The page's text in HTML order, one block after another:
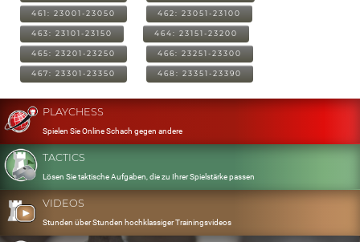
461: 23001-23050 462: 23051-23100
463: 23101-23150 464: 23151-23200
465: 23201-23250 466: 23251-23300
467: 23301-23350 468: 23351-23390
PLAYCHESS
Spielen Sie Online Schach gegen andere
TACTICS
Lösen Sie taktische Aufgaben, die zu Ihrer Spielstärke passen
VIDEOS
Stunden über Stunden hochklassiger Trainingsvideos